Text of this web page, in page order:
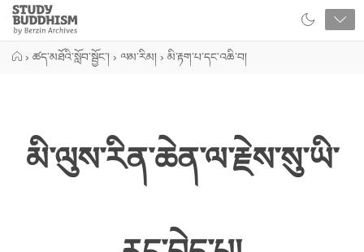
Close
Study
Buddhism
› ཚད་མཐོའི་སློབ་སྦྱོང་། › ལམ་རིམ། › མི་རྟག་པ་དང་འཆི་བ།
མི་ལུས་རིན་ཆེན་ལ་རྗེས་སུ་ཡི་